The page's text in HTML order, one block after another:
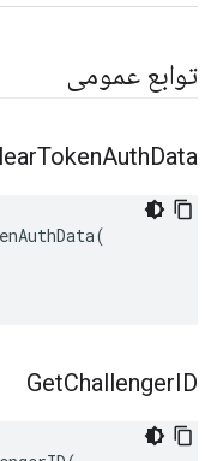
توابع عمومی
TokenAuthData
GetChallengerID